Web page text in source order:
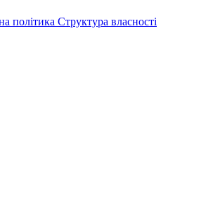
політика Структура власності